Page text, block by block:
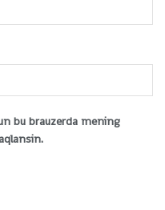
bu brauzerda mening